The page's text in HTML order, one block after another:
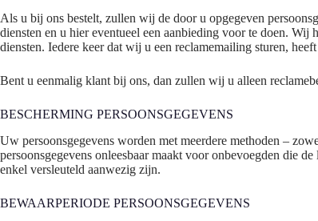
Als u bij ons bestelt, zullen wij de door u opgegeven
diensten en u hier eventueel een aanbieding voor te doen.
diensten. Iedere keer dat wij u een reclamemailing sturen,
Bent u eenmalig klant bij ons, dan zullen wij u alleen
BESCHERMING PERSOONSGEGEVENS
Uw persoonsgegevens worden met meerdere methoden –
persoonsgegevens onleesbaar maakt voor onbevoegden die
enkel versleuteld aanwezig zijn.
BEWAARPERIODE PERSOONSGEGEVENS